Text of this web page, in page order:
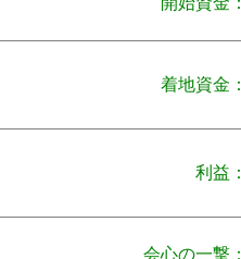
着地資金：
利益：
会心の一撃：